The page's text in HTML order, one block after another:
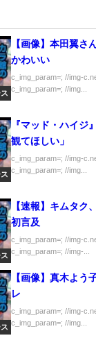
【画像】本田翼さ
かわいい
c_img_param=; //img-
c_img_param=; //img...
『マッド・ハイジ
観てほしい」
c_img_param=; //img-
c_img_param=; //img...
【速報】キムタク
初言及
c_img_param=; //img-
c_img_param=; //img-...
【画像】真木よう
レ
c_img_param=; //img-
c_img_param=; //img...